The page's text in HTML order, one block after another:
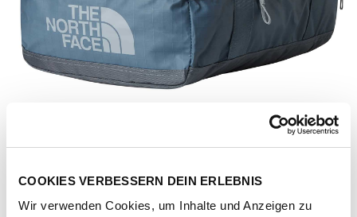
COOKIES VERBESSERN DEIN ERLEBNIS
Wir verwenden Cookies, um Inhalte und Anzeigen zu